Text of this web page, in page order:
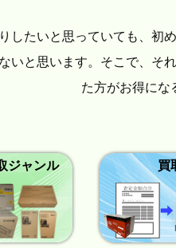
したいと思っていても、初
いと思います。そこで、そ
た方がお得にな
ジャンル 買